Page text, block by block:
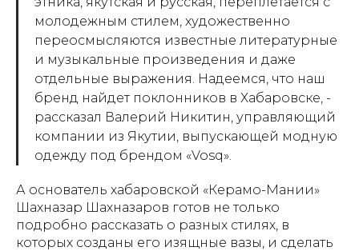
молодежным стилем, художественно
переосмысляются известные литературные
и музыкальные произведения и даже
отдельные выражения. Надеемся, что наш
бренд найдет поклонников в Хабаровске, -
рассказал Валерий Никитин, управляющий
компании из Якутии, выпускающей модную
одежду под брендом «Vosq».
А основатель хабаровской «Керамо-Мании»
Шахназар Шахназаров готов не только
подробно рассказать о разных стилях, в
которых созданы его изящные вазы, и сделать